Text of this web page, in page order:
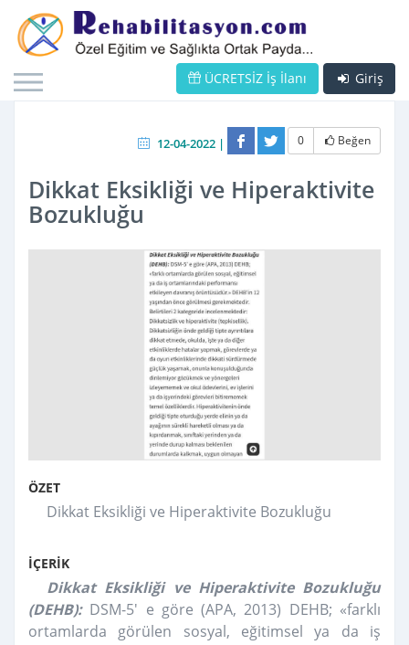
Giriş
ÜCRETSİZ İş İlanı
12-04-2022 | 0 Beğen
Dikkat Eksikliği ve Hiperaktivite
Bozukluğu
ÖZET
Dikkat Eksikliği ve Hiperaktivite Bozukluğu
İÇERİK
Dikkat Eksikliği ve Hiperaktivite Bozukluğu
(DEHB):DSM-5' e göre (APA, 2013) DEHB; «farklı
ortamlarda görülen sosyal, eğitimsel ya da iş